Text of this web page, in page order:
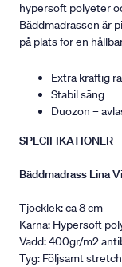
hypersoft polyeter
Bäddmadrassen är
på plats för en
Extra kraftig
Stabil säng
Duozon –
SPECIFIKATIONER
Bäddmadrass Lina
Tjocklek: ca 8 cm
Kärna: Hypersoft
Vadd: 400gr/m2
Tyg: Följsamt